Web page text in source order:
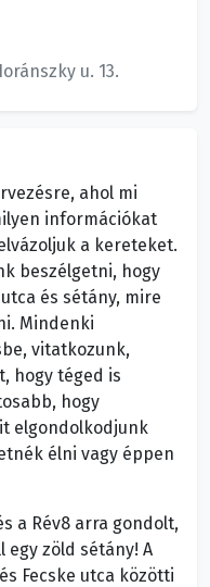
u. 13.
ahol mi
információkat
a kereteket.
beszélgetni, hogy
és sétány, mire
Mindenki
vitatkozunk,
hogy téged is
hogy
elgondolkodjunk
élni vagy éppen
a Rév8 arra gondolt,
egy zöld sétány! A
Fecske utca közötti